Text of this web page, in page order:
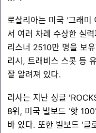
로살리아는 미국 '그래미
서 여러 차례 수상한 실
리스너 2510만 명을 보
리시, 트래비스 스콧 등
잘 알려져 있다.
리사는 지난 싱글
8위, 미국 빌보드 '핫
바 있다. 또한 빌보드 '